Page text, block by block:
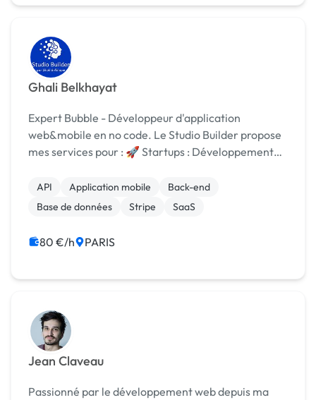
Ghali Belkhayat
Expert Bubble - Développeur d'application
web&mobile en no code. Le Studio Builder propose
mes services pour : 🚀 Startups : Développement
Marketplace, SaaS, Réseaux sociaux... Tous type de
besoin d'applicat...
API Application mobile
Back-end
Base de données
Stripe SaaS
80 €/h PARIS
Jean Claveau
Passionné par le développement web depuis ma